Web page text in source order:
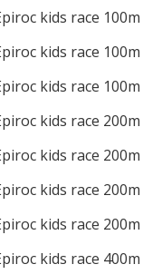
kids race
kids race
kids race
kids race
kids race
kids race
kids race
kids race